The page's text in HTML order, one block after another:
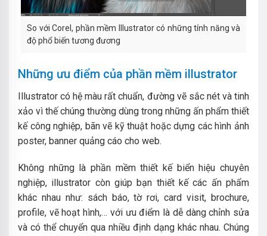
So với Corel, phần mềm Illustrator có những tính năng và
độ phổ biến tương đương
Những ưu điểm của phần mềm illustrator
Illustrator có hệ màu rất chuẩn, đường vẽ sắc nét và tinh
xảo vì thế chúng thường dùng trong những ấn phẩm thiết
kế công nghiệp, bãn vẽ kỹ thuật hoặc dựng các hình ảnh
poster, banner quảng cáo cho web.
Không những là phần mềm thiết kế biển hiệu chuyên
nghiệp, illustrator còn giúp bạn thiết kế các ấn phẩm
khác nhau như: sách báo, tờ rơi, card visit, brochure,
profile, vẽ hoạt hình,… với ưu điểm là dễ dàng chỉnh sửa
và có thể chuyển qua nhiều định dạng khác nhau. Chúng